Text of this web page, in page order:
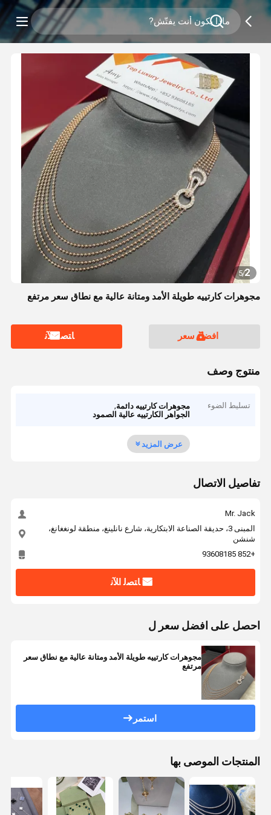
2
/
5
مجوهرات كارتييه طويلة الأمد ومتانة عالية مع نطاق سعر مرتفع
افضل سعر ﺎﺘﺼﻟ ﺍﻶﻧ
منتوج وصف
تسليط الضوء مجوهرات كارتييه دائمة,
الجواهر الكارتييه عالية الصمود
عرض المزيد
تفاصيل الاتصال
Mr. Jack
المبنى 3، حديقة الصناعة الابتكارية، شارع نانلينغ، منطقة لونغغانغ،
شنشن
+852 93608185
ﺎﺘﺼﻟ ﺍﻶﻧ
احصل على افضل سعر ل
مجوهرات كارتييه طويلة الأمد ومتانة عالية مع نطاق سعر
مرتفع
استمر
المنتجات الموصى بها